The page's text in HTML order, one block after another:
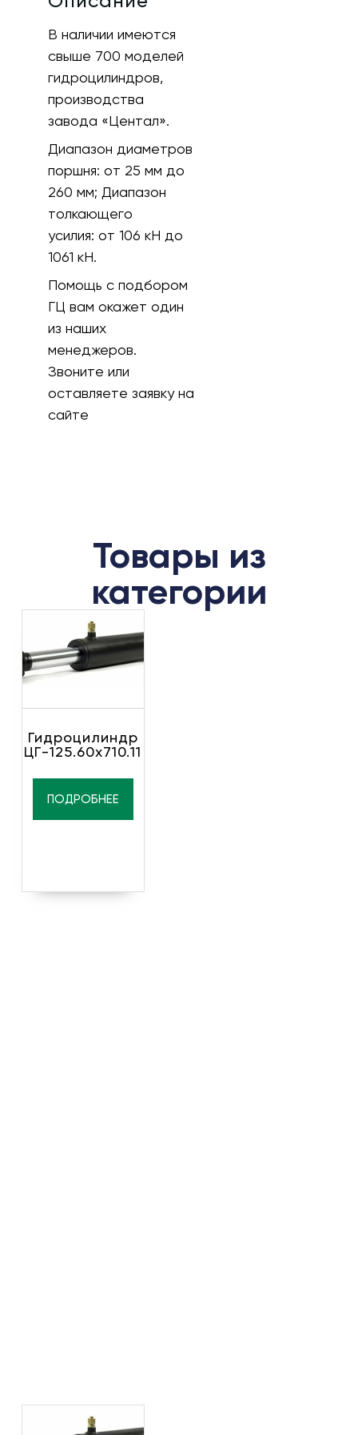
В наличии имеются
свыше 700 моделей
гидроцилиндров,
производства
завода «Центал».
Диапазон диаметров
поршня:от 25 мм до
260 мм; Диапазон
толкающего
усилия:от 106 кH до
1061 кН.
Помощь с подбором
ГЦ вам окажет один
из наших
менеджеров.
Звоните или
оставляете заявку на
сайте
Товары из
категории
Гидроцилиндр
ЦГ-125.60х710.11
ПОДРОБНЕЕ